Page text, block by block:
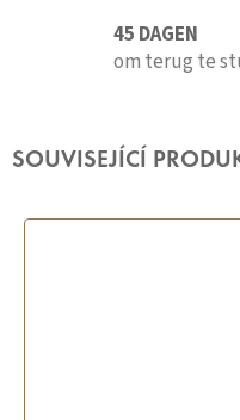
45 DAGEN
om terug te
SOUVISEJÍCÍ